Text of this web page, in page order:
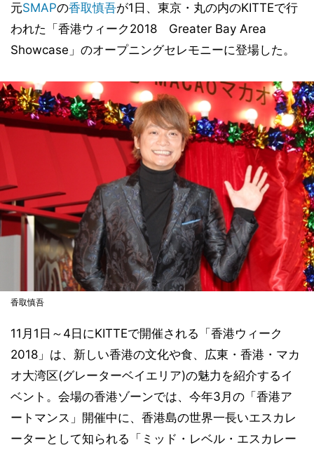
元SMAPの香取慎吾が1日、東京・丸の内のKITTEで行
われた「香港ウィーク2018 Greater Bay Area
Showcase」のオープニングセレモニーに登場した。
香取慎吾
11月1日～4日にKITTEで開催される「香港ウィーク
2018」は、新しい香港の文化や食、広東・香港・マカ
オ大湾区(グレーターベイエリア)の魅力を紹介するイ
ベント。会場の香港ゾーンでは、今年3月の「香港ア
ートマンス」開催中に、香港島の世界一長いエスカレ
ーターとして知られる「ミッド・レベル・エスカレー